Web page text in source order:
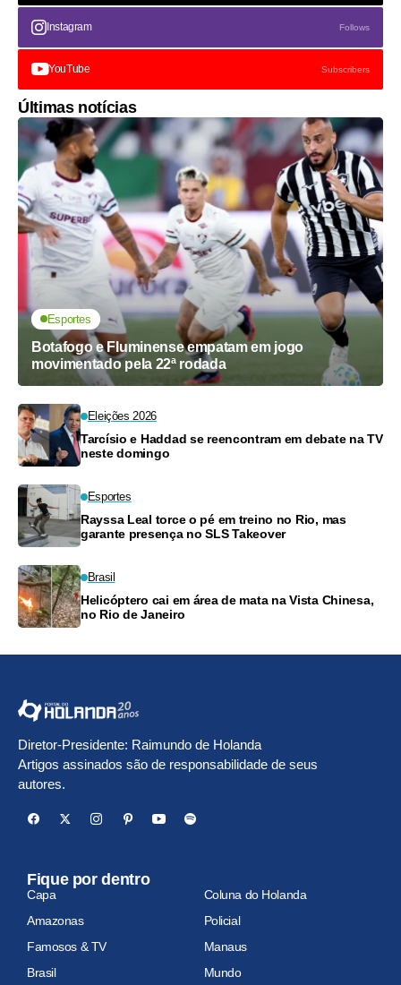
Instagram Follows
YouTube Subscribers
Últimas notícias
Esportes
Botafogo e Fluminense empatam em jogo
movimentado pela 22ª rodada
Eleições 2026
Tarcísio e Haddad se reencontram em debate na TV
neste domingo
Esportes
Rayssa Leal torce o pé em treino no Rio, mas
garante presença no SLS Takeover
Brasil
Helicóptero cai em área de mata na Vista Chinesa,
no Rio de Janeiro
Diretor-Presidente: Raimundo de Holanda
Artigos assinados são de responsabilidade de seus
autores.
Fique por dentro
Capa
Coluna do Holanda
Amazonas
Policial
Famosos & TV
Manaus
Brasil
Mundo